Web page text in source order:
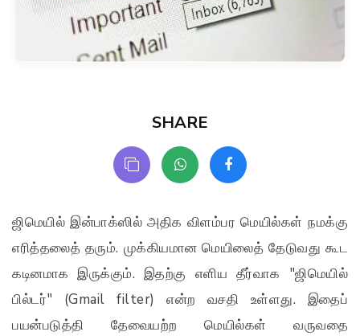
SHARE
ஜிமெயில் இன்பாக்ஸில் அதிக விளம்பர மெயில்கள் நமக்கு
எரித்தலைத் தரும். முக்கியமான மெயிலைத் தேடுவது கூட
கடினமாக இருக்கும். இதற்கு எளிய தீர்வாக "ஜிமெயில்
பில்டர்" (Gmail filter) என்ற வசதி உள்ளது. இதைப்
பயன்படுத்தி தேவையற்ற மெயில்கள் வருவதை